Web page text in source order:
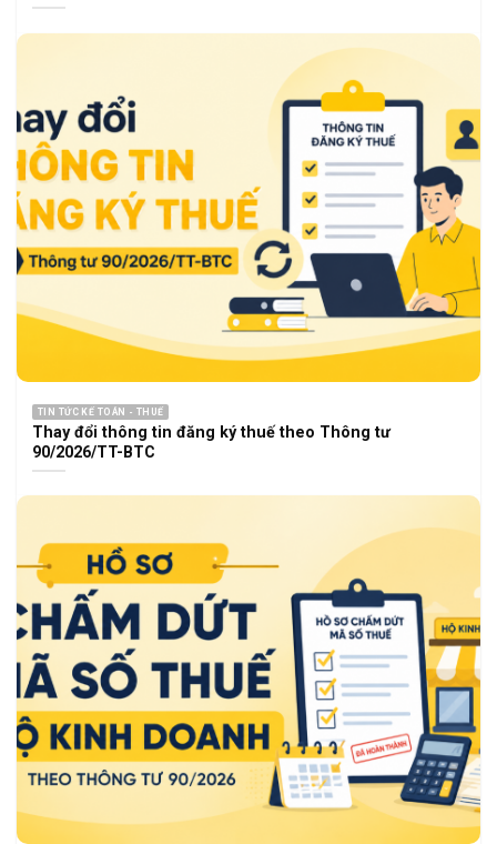
TIN TỨC KẾ TOÁN - THUẾ
Thay đổi thông tin đăng ký thuế theo Thông tư
90/2026/TT-BTC